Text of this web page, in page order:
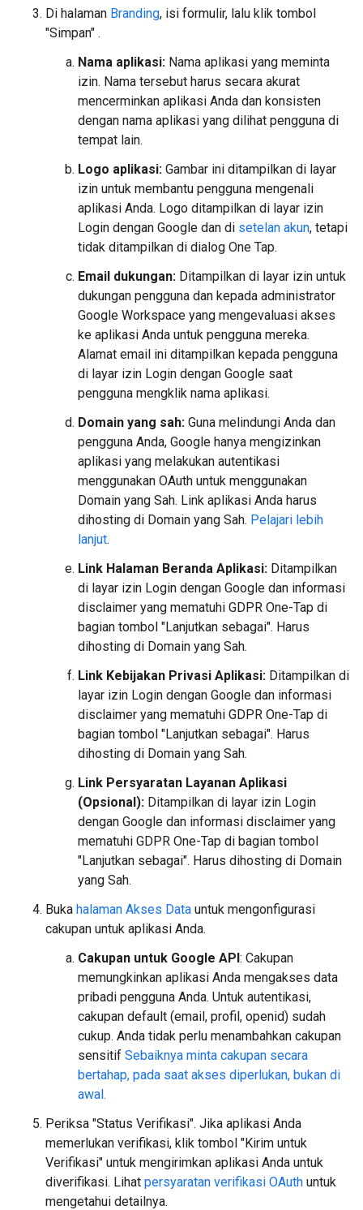
Di halaman Branding, isi formulir, lalu klik tombol
"Simpan" .
Nama aplikasi: Nama aplikasi yang meminta
izin. Nama tersebut harus secara akurat
mencerminkan aplikasi Anda dan konsisten
dengan nama aplikasi yang dilihat pengguna di
tempat lain.
Logo aplikasi: Gambar ini ditampilkan di layar
izin untuk membantu pengguna mengenali
aplikasi Anda. Logo ditampilkan di layar izin
Login dengan Google dan di setelan akun, tetapi
tidak ditampilkan di dialog One Tap.
Email dukungan: Ditampilkan di layar izin untuk
dukungan pengguna dan kepada administrator
Google Workspace yang mengevaluasi akses
ke aplikasi Anda untuk pengguna mereka.
Alamat email ini ditampilkan kepada pengguna
di layar izin Login dengan Google saat
pengguna mengklik nama aplikasi.
Domain yang sah: Guna melindungi Anda dan
pengguna Anda, Google hanya mengizinkan
aplikasi yang melakukan autentikasi
menggunakan OAuth untuk menggunakan
Domain yang Sah. Link aplikasi Anda harus
dihosting di Domain yang Sah. Pelajari lebih
lanjut.
Link Halaman Beranda Aplikasi: Ditampilkan
di layar izin Login dengan Google dan informasi
disclaimer yang mematuhi GDPR One-Tap di
bagian tombol "Lanjutkan sebagai". Harus
dihosting di Domain yang Sah.
Link Kebijakan Privasi Aplikasi: Ditampilkan di
layar izin Login dengan Google dan informasi
disclaimer yang mematuhi GDPR One-Tap di
bagian tombol "Lanjutkan sebagai". Harus
dihosting di Domain yang Sah.
Link Persyaratan Layanan Aplikasi
(Opsional): Ditampilkan di layar izin Login
dengan Google dan informasi disclaimer yang
mematuhi GDPR One-Tap di bagian tombol
"Lanjutkan sebagai". Harus dihosting di Domain
yang Sah.
Buka halaman Akses Data untuk mengonfigurasi
cakupan untuk aplikasi Anda.
Cakupan untuk Google API: Cakupan
memungkinkan aplikasi Anda mengakses data
pribadi pengguna Anda. Untuk autentikasi,
cakupan default (email, profil, openid) sudah
cukup. Anda tidak perlu menambahkan cakupan
sensitif Sebaiknya minta cakupan secara
bertahap, pada saat akses diperlukan, bukan di
awal.
Periksa "Status Verifikasi". Jika aplikasi Anda
memerlukan verifikasi, klik tombol "Kirim untuk
Verifikasi" untuk mengirimkan aplikasi Anda untuk
diverifikasi. Lihat persyaratan verifikasi OAuth untuk
mengetahui detailnya.